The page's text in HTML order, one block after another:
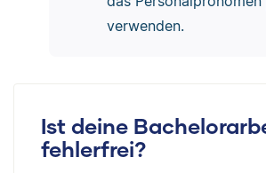
verwenden.
Ist deine
fehlerfrei?